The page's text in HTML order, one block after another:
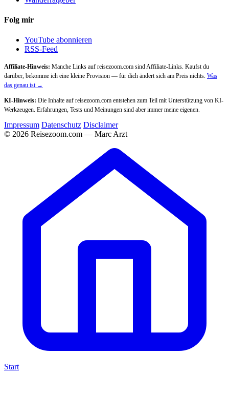
Folg mir
YouTube abonnieren
RSS-Feed
Affiliate-Hinweis: Manche Links auf reisezoom.com sind Affiliate-Links. Kaufst du
darüber, bekomme ich eine kleine Provision — für dich ändert sich am Preis nichts. Was
das genau ist →
KI-Hinweis: Die Inhalte auf reisezoom.com entstehen zum Teil mit Unterstützung von KI-
Werkzeugen. Erfahrungen, Tests und Meinungen sind aber immer meine eigenen.
Impressum Datenschutz Disclaimer
© 2026 Reisezoom.com — Marc Arzt
Start